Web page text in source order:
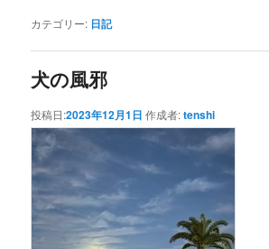
カテゴリー: 日記
犬の風邪
投稿日:2023年12月1日 作成者:tenshi